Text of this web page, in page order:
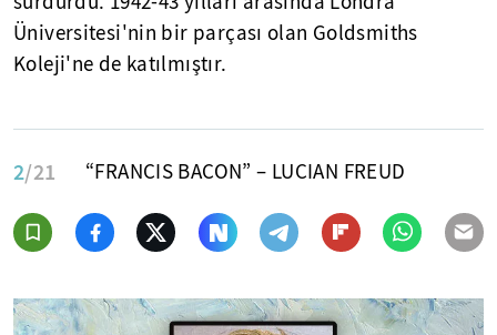
Üniversitesi'nin bir parçası olan Goldsmiths
Koleji'ne de katılmıştır.
2/21 “FRANCIS BACON” – LUCIAN FREUD